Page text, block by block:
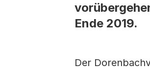
Ende 2019.
Der